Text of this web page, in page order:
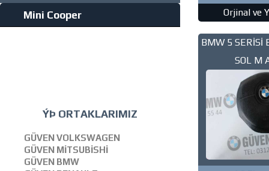
Mini Cooper
ÝÞ ORTAKLARIMIZ
GÜVEN VOLKSWAGEN
GÜVEN MİTSUBİSHİ
GÜVEN BMW
Orjinal ve
BMW 5 SERİSİ
SOL M